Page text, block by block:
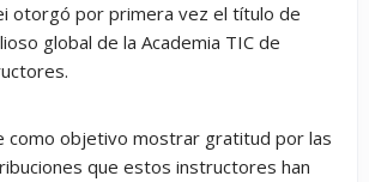
otorgó por primera vez el título de
global de la Academia TIC de
como objetivo mostrar gratitud por las
que estos instructores han